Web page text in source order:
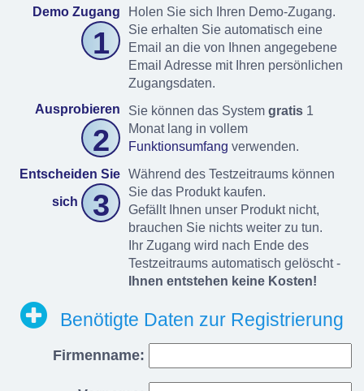
Demo Zugang
1
Holen Sie sich Ihren Demo-Zugang.
Sie erhalten Sie automatisch eine
Email an die von Ihnen angegebene
Email Adresse mit Ihren persönlichen
Zugangsdaten.
Ausprobieren
2
Sie können das System gratis 1
Monat lang in vollem
Funktionsumfang verwenden.
Entscheiden Sie
sich 3
Während des Testzeitraums können
Sie das Produkt kaufen.
Gefällt Ihnen unser Produkt nicht,
brauchen Sie nichts weiter zu tun.
Ihr Zugang wird nach Ende des
Testzeitraums automatisch gelöscht -
Ihnen entstehen keine Kosten!
Benötigte Daten zur Registrierung
Firmenname: